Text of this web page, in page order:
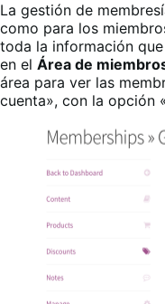
La gestión de
como para los
toda la información
en el Área de
área para ver las
cuenta», con la opción